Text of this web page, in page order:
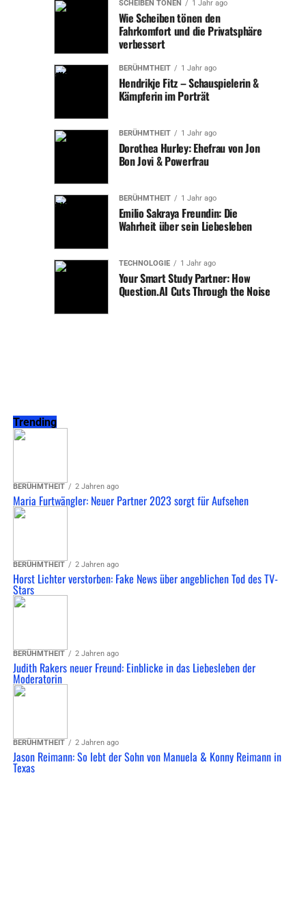
SCHEIBEN TÖNEN 1 Jahr ago
Wie Scheiben tönen den
Fahrkomfort und die Privatsphäre
verbessert
BERÜHMTHEIT 1 Jahr ago
Hendrikje Fitz – Schauspielerin &
Kämpferin im Porträt
BERÜHMTHEIT 1 Jahr ago
Dorothea Hurley: Ehefrau von Jon
Bon Jovi & Powerfrau
BERÜHMTHEIT 1 Jahr ago
Emilio Sakraya Freundin: Die
Wahrheit über sein Liebesleben
TECHNOLOGIE 1 Jahr ago
Your Smart Study Partner: How
Question.AI Cuts Through the Noise
Trending
BERÜHMTHEIT 2 Jahren ago
Maria Furtwängler: Neuer Partner 2023 sorgt für Aufsehen
BERÜHMTHEIT 2 Jahren ago
Horst Lichter verstorben: Fake News über angeblichen Tod des TV-
Stars
BERÜHMTHEIT 2 Jahren ago
Judith Rakers neuer Freund: Einblicke in das Liebesleben der
Moderatorin
BERÜHMTHEIT 2 Jahren ago
Jason Reimann: So lebt der Sohn von Manuela & Konny Reimann in
Texas